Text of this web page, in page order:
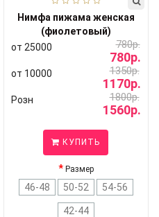
Нимфа пижама женская
(фиолетовый)
от 25000
780р.
780р.
от 10000 1350р.
1170р.
Розн 1800р.
1560р.
КУПИТЬ
Размер
46-48 50-52 54-56
42-44